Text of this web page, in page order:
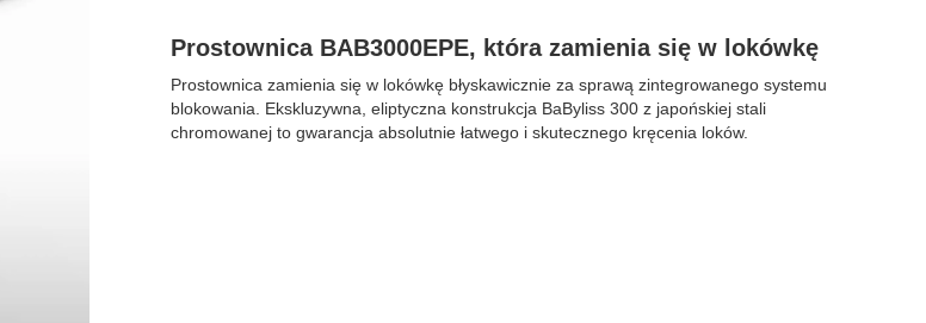
Prostownica BAB3000EPE, która zamienia się w lokówkę
Prostownica zamienia się w lokówkę błyskawicznie za sprawą zintegrowanego systemu
blokowania. Ekskluzywna, eliptyczna konstrukcja BaByliss 300 z japońskiej stali
chromowanej to gwarancja absolutnie łatwego i skutecznego kręcenia loków.